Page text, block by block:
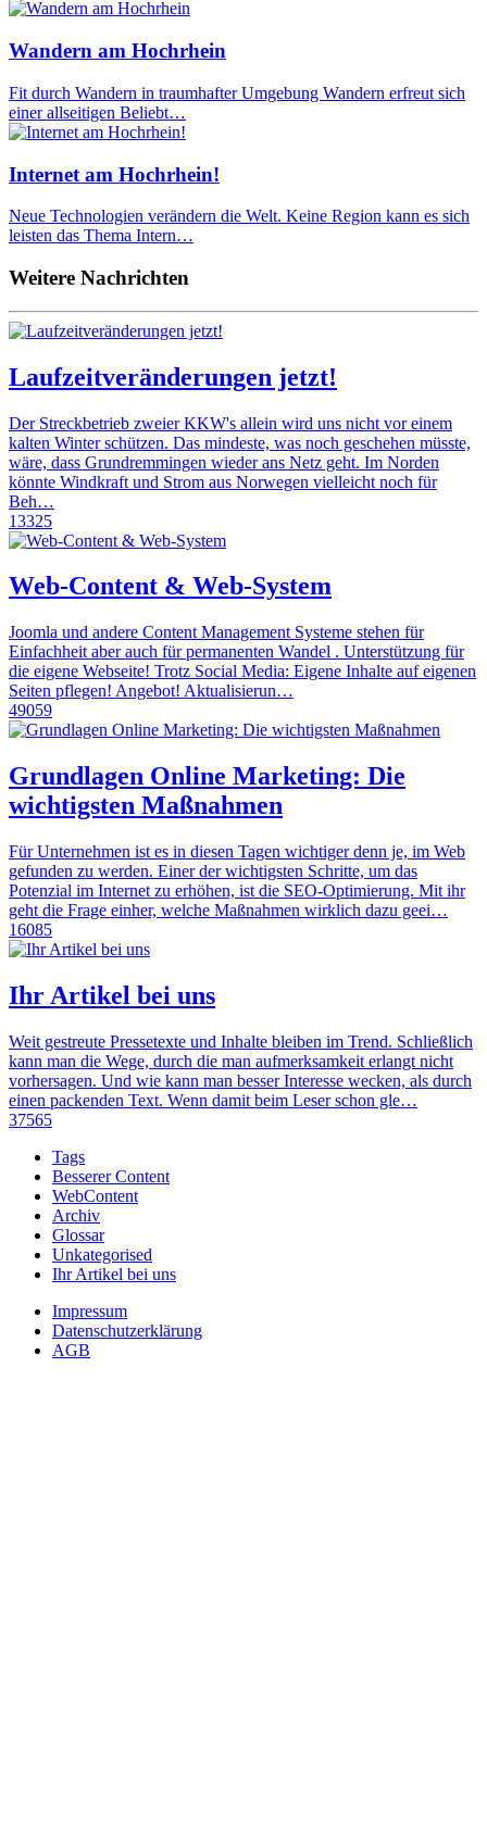
Wandern am Hochrhein
Fit durch Wandern in traumhafter Umgebung Wandern erfreut sich
einer allseitigen Beliebt…
Internet am Hochrhein!
Neue Technologien verändern die Welt. Keine Region kann es sich
leisten das Thema Intern…
Weitere Nachrichten
Laufzeitveränderungen jetzt!
Der Streckbetrieb zweier KKW's allein wird uns nicht vor einem
kalten Winter schützen. Das mindeste, was noch geschehen müsste,
wäre, dass Grundremmingen wieder ans Netz geht. Im Norden
könnte Windkraft und Strom aus Norwegen vielleicht noch für
Beh…
13325
Web-Content & Web-System
Joomla und andere Content Management Systeme stehen für
Einfachheit aber auch für permanenten Wandel . Unterstützung für
die eigene Webseite! Trotz Social Media: Eigene Inhalte auf eigenen
Seiten pflegen! Angebot! Aktualisierun…
49059
Grundlagen Online Marketing: Die
wichtigsten Maßnahmen
Für Unternehmen ist es in diesen Tagen wichtiger denn je, im Web
gefunden zu werden. Einer der wichtigsten Schritte, um das
Potenzial im Internet zu erhöhen, ist die SEO-Optimierung. Mit ihr
geht die Frage einher, welche Maßnahmen wirklich dazu geei…
16085
Ihr Artikel bei uns
Weit gestreute Pressetexte und Inhalte bleiben im Trend. Schließlich
kann man die Wege, durch die man aufmerksamkeit erlangt nicht
vorhersagen. Und wie kann man besser Interesse wecken, als durch
einen packenden Text. Wenn damit beim Leser schon gle…
37565
Tags
Besserer Content
WebContent
Archiv
Glossar
Unkategorised
Ihr Artikel bei uns
Impressum
Datenschutzerklärung
AGB